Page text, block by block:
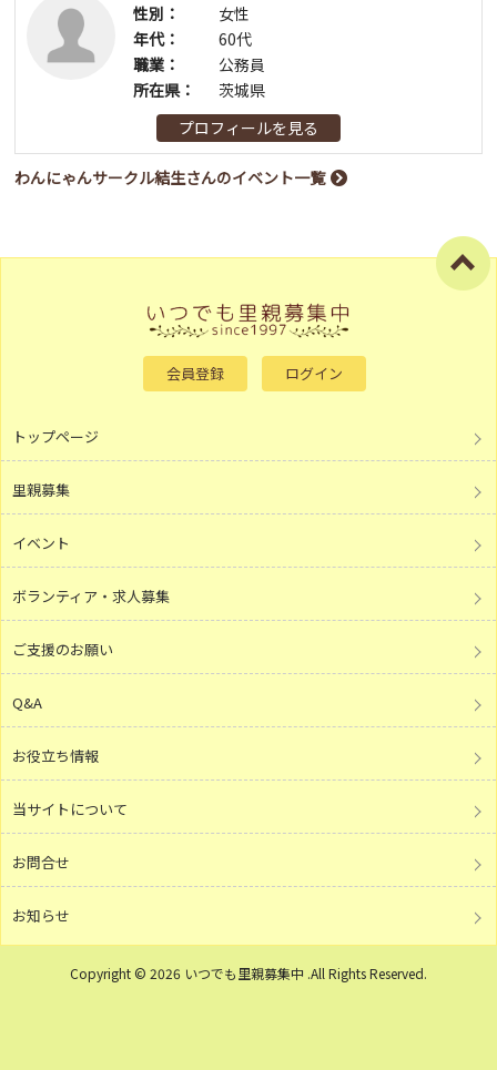
性別：
女性
年代：
60代
職業：
公務員
所在県：
茨城県
プロフィールを見る
わんにゃんサークル結生さんのイベント一覧
会員登録 ログイン
トップページ
里親募集
イベント
ボランティア・求人募集
ご支援のお願い
Q&A
お役立ち情報
当サイトについて
お問合せ
お知らせ
Copyright © 2026 いつでも里親募集中 .All Rights Reserved.